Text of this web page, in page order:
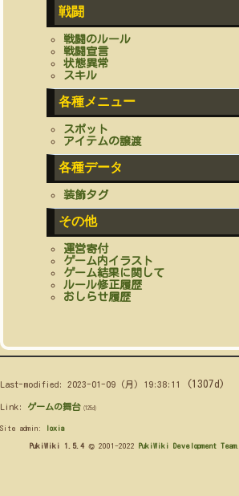
戦闘
戦闘のルール
戦闘宣言
状態異常
スキル
各種メニュー
スポット
アイテムの譲渡
各種データ
装飾タグ
その他
運営寄付
ゲーム内イラスト
ゲーム結果に関して
ルール修正履歴
おしらせ履歴
Last-modified: 2023-01-09 (月) 19:38:11 (1307d)
Link: ゲームの舞台(125d)
Site admin: loxia
PukiWiki 1.5.4 © 2001-2022 PukiWiki Development Team